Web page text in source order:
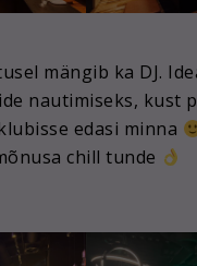
mängib ka DJ.
nautimiseks, kust
edasi minna
chill tunde